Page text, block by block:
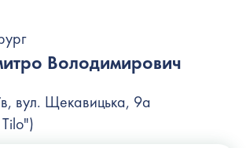
Володимирович
вул. Щекавицька, 9а